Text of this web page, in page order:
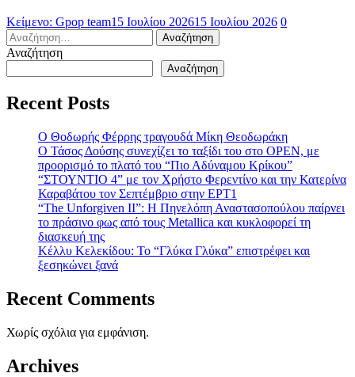
Κείμενο: Gpop team15 Ιουλίου 202615 Ιουλίου 2026 0
Αναζήτηση
για:
Αναζήτηση
Αναζήτηση
Recent Posts
Ο Θοδωρής Φέρρης τραγουδά Μίκη Θεοδωράκη
Ο Τάσος Δούσης συνεχίζει το ταξίδι του στο OPEN, με
προορισμό το πλατό του “Πιο Αδύναμου Κρίκου”
“ΣΤΟΥΝΤΙΟ 4” με τον Χρήστο Φερεντίνο και την Κατερίνα
Καραβάτου τον Σεπτέμβριο στην ΕΡΤ1
“The Unforgiven II”: Η Πηνελόπη Αναστασοπούλου παίρνει
το πράσινο φως από τους Metallica και κυκλοφορεί τη
διασκευή της
Κέλλυ Κελεκίδου: Το “Γλύκα Γλύκα” επιστρέφει και
ξεσηκώνει ξανά
Recent Comments
Χωρίς σχόλια για εμφάνιση.
Archives